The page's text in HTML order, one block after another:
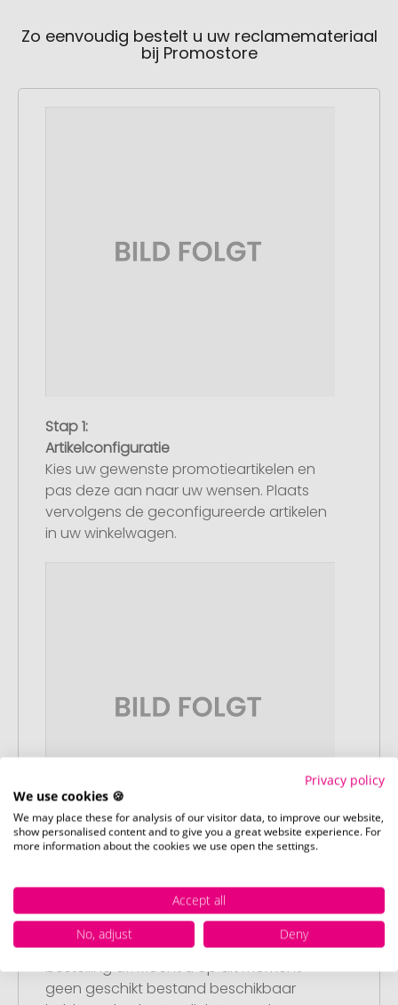
Zo eenvoudig bestelt u uw reclamemateriaal
bij Promostore
Stap 1:
Artikelconfiguratie
Kies uw gewenste promotieartikelen en
pas deze aan naar uw wensen. Plaats
vervolgens de geconfigureerde artikelen
in uw winkelwagen.
Stap 2:
Upload van uw logo of ontwerp
Upload uw logo of ontwerp op onze
afrekenpagina (checkout) en rond uw
bestelling af. Mocht u op dit moment
geen geschikt bestand beschikbaar
Privacy policy
We use cookies 🍪
We may place these for analysis of our visitor data, to improve our website,
show personalised content and to give you a great website experience. For
more information about the cookies we use open the settings.
Accept all
No, adjust
Deny